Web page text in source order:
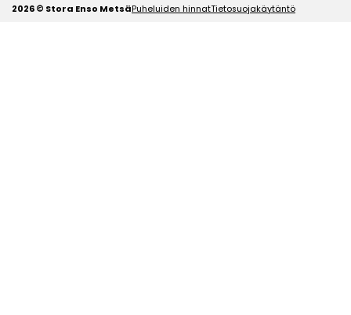
2026 © Stora Enso MetsäPuheluiden hinnatTietosuojakäytäntö